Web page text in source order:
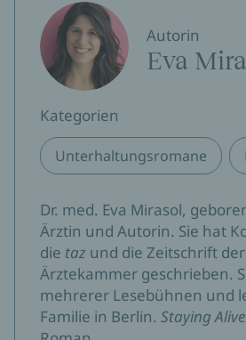
Autorin
Eva
Kategorien
Unterhaltungsromane
Dr. med. Eva Mirasol,
Ärztin und Autorin. Sie hat
die taz und die Zeitschrift
Ärztekammer geschrieben.
mehrerer Lesebühnen und
Familie in Berlin. Staying Alive